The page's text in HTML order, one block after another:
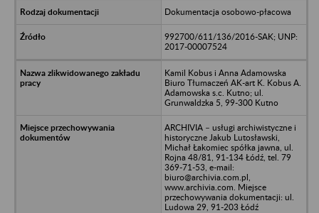
Dokumentacja osobowo-płacowa
992700/611/136/2016-SAK; UNP:
2017-00007524
Kamil Kobus i Anna Adamowska
Biuro Tłumaczeń AK-art K. Kobus A.
Adamowska s.c. Kutno; ul.
Grunwaldzka 5, 99-300 Kutno
ARCHIVIA – usługi archiwistyczne i
historyczne Jakub Lutosławski,
Michał Łakomiec spółka jawna, ul.
Rojna 48/81, 91-134 Łódź, tel. 79
369-71-53, e-mail:
biuro@archivia.com.pl,
www.archivia.com. Miejsce
przechowywania dokumentacji: ul.
Ludowa 29, 91-203 Łódź